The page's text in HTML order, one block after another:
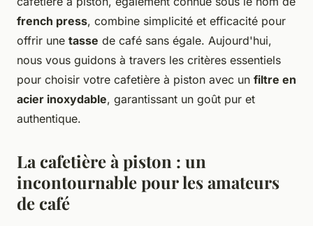
french press, combine simplicité et efficacité pour
offrir une tasse de café sans égale. Aujourd'hui,
nous vous guidons à travers les critères essentiels
pour choisir votre cafetière à piston avec un filtre en
acier inoxydable, garantissant un goût pur et
authentique.
La cafetière à piston : un
incontournable pour les amateurs
de café